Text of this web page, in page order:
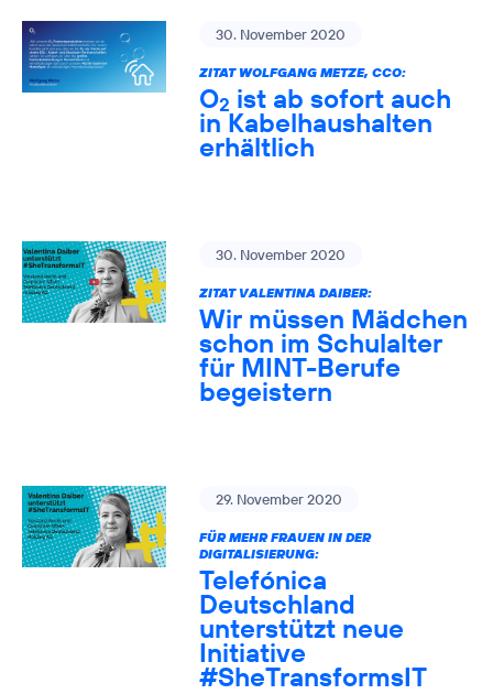
30. November 2020
ZITAT WOLFGANG METZE, CCO:
O2 ist ab sofort auch
in Kabelhaushalten
erhältlich
30. November 2020
ZITAT VALENTINA DAIBER:
Wir müssen Mädchen
schon im Schulalter
für MINT-Berufe
begeistern
29. November 2020
FÜR MEHR FRAUEN IN DER
DIGITALISIERUNG:
Telefónica
Deutschland
unterstützt neue
Initiative
#SheTransformsIT